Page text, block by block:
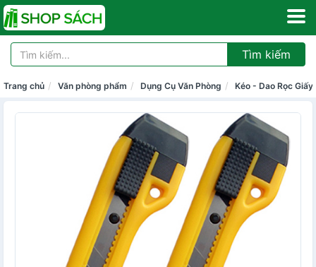
Tìm kiếm
Trang chủ Văn phòng phẩm Dụng Cụ Văn Phòng Kéo - Dao Rọc Giấy